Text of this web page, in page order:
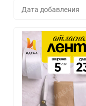
Дата добавления